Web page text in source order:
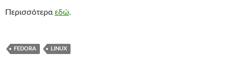
Περισσότερα εδώ.
FEDORA LINUX